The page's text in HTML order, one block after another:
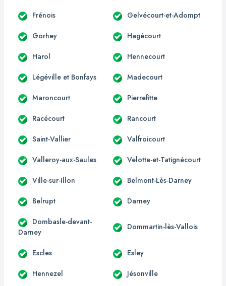
Frénois Gelvécourt-et-Adompt
Gorhey Hagécourt
Harol Hennecourt
Légéville et Bonfays Madecourt
Maroncourt Pierrefitte
Racécourt Rancourt
Saint-Vallier Valfroicourt
Valleroy-aux-Saules Velotte-et-Tatignécourt
Ville-sur-Illon Belmont-Lès-Darney
Belrupt Darney
Dombasle-devant-
Darney
Dommartin-lès-Vallois
Escles Esley
Hennezel Jésonville